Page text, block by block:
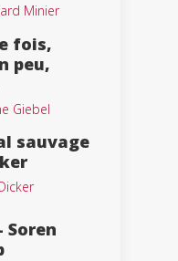
Minier
fois,
peu,
Giebel
sauvage
Soren